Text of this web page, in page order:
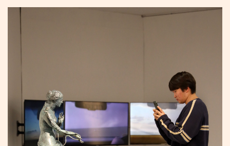
зочин
ҮНДЭСНИЙВИДЕО